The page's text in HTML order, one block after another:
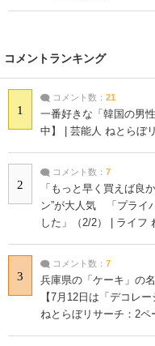
コメントランキング
1
コメント数： 21
一番好きな「韓国の男
中】 | 芸能人 ねとらぼ
2
コメント数： 7
「もっと早く買えば良
ン”が大人気 「プライ
した」（2/2） | ライフ
3
コメント数： 7
兵庫県の「ケーキ」の
【7月12日は「デコレ
ねとらぼリサーチ：2ペ